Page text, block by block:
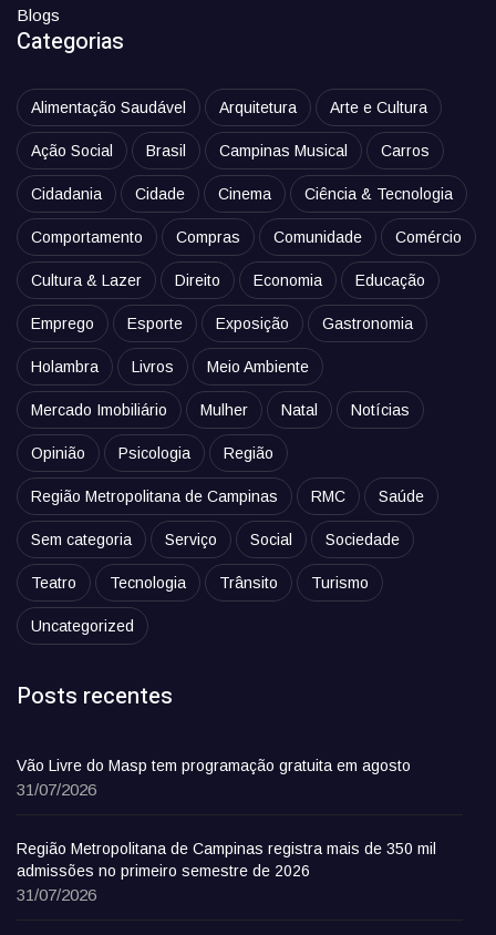
Blogs
Categorias
Alimentação Saudável Arquitetura Arte e Cultura
Ação Social Brasil Campinas Musical Carros
Cidadania Cidade Cinema Ciência & Tecnologia
Comportamento Compras Comunidade Comércio
Cultura & Lazer Direito Economia Educação
Emprego Esporte Exposição Gastronomia
Holambra Livros Meio Ambiente
Mercado Imobiliário Mulher Natal Notícias
Opinião Psicologia Região
Região Metropolitana de Campinas RMC Saúde
Sem categoria Serviço Social Sociedade
Teatro Tecnologia Trânsito Turismo
Uncategorized
Posts recentes
Vão Livre do Masp tem programação gratuita em agosto
31/07/2026
Região Metropolitana de Campinas registra mais de 350 mil
admissões no primeiro semestre de 2026
31/07/2026